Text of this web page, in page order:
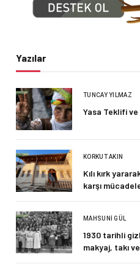
Yazılar
TUNCAY YILMAZ
Yasa Teklifi
KORKUT AKIN
Kılı kırk
karşı
MAHSUNI GÜL
1930 tarihli
makyaj, takı